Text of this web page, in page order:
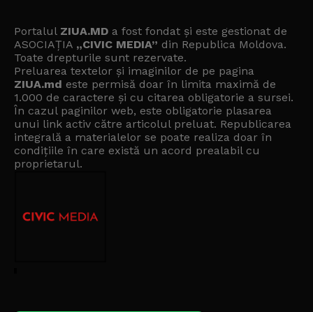
Portalul ZIUA.MD a fost fondat și este gestionat de
ASOCIAȚIA „CIVIC MEDIA” din Republica Moldova.
Toate drepturile sunt rezervate.
Preluarea textelor și imaginilor de pe pagina
ZIUA.md este permisă doar în limita maximă de
1.000 de caractere și cu citarea obligatorie a sursei.
În cazul paginilor web, este obligatorie plasarea
unui link activ către articolul preluat. Republicarea
integrală a materialelor se poate realiza doar în
condițiile în care există un acord prealabil cu
proprietarul.